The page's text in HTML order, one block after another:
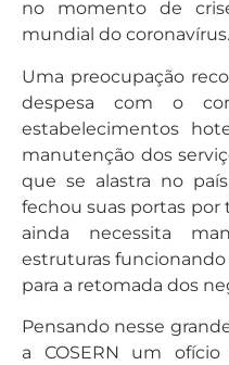
no momento de
mundial do coronavírus.
Uma preocupação
despesa com o
estabelecimentos
manutenção dos
que se alastra no
fechou suas portas
ainda necessita
estruturas
para a retomada dos
Pensando nesse
a COSERN um